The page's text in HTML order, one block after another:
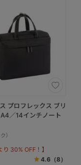
プロフレックス ブリ
／14インチノート
）
り 30% OFF！】
4.6 （8）